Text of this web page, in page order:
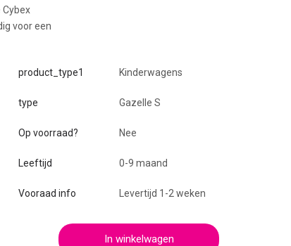
voor een
product_type1 Kinderwagens
type Gazelle S
Op voorraad? Nee
Leeftijd 0-9 maand
Vooraad info Levertijd 1-2 weken
In winkelwagen